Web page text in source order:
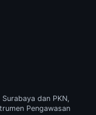
dan PKN,
Pengawasan